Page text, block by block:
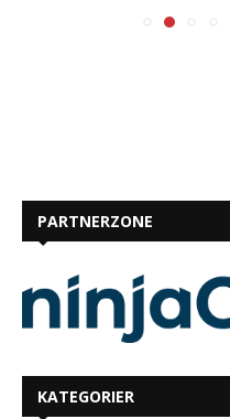
PARTNERZONE
KATEGORIER